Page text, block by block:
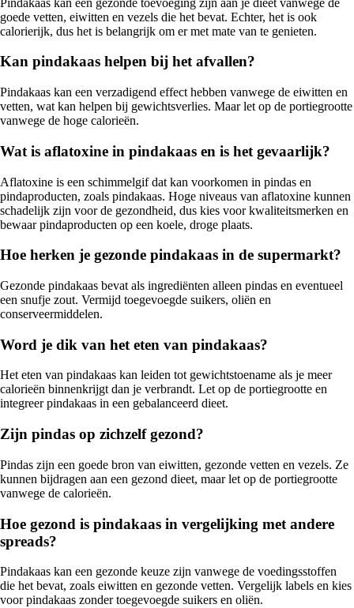
goede vetten, eiwitten en vezels die het bevat. Echter, het is ook
calorierijk, dus het is belangrijk om er met mate van te genieten.
Kan pindakaas helpen bij het afvallen?
Pindakaas kan een verzadigend effect hebben vanwege de eiwitten en
vetten, wat kan helpen bij gewichtsverlies. Maar let op de portiegrootte
vanwege de hoge calorieën.
Wat is aflatoxine in pindakaas en is het gevaarlijk?
Aflatoxine is een schimmelgif dat kan voorkomen in pindas en
pindaproducten, zoals pindakaas. Hoge niveaus van aflatoxine kunnen
schadelijk zijn voor de gezondheid, dus kies voor kwaliteitsmerken en
bewaar pindaproducten op een koele, droge plaats.
Hoe herken je gezonde pindakaas in de supermarkt?
Gezonde pindakaas bevat als ingrediënten alleen pindas en eventueel
een snufje zout. Vermijd toegevoegde suikers, oliën en
conserveermiddelen.
Word je dik van het eten van pindakaas?
Het eten van pindakaas kan leiden tot gewichtstoename als je meer
calorieën binnenkrijgt dan je verbrandt. Let op de portiegrootte en
integreer pindakaas in een gebalanceerd dieet.
Zijn pindas op zichzelf gezond?
Pindas zijn een goede bron van eiwitten, gezonde vetten en vezels. Ze
kunnen bijdragen aan een gezond dieet, maar let op de portiegrootte
vanwege de calorieën.
Hoe gezond is pindakaas in vergelijking met andere
spreads?
Pindakaas kan een gezonde keuze zijn vanwege de voedingsstoffen
die het bevat, zoals eiwitten en gezonde vetten. Vergelijk labels en kies
voor pindakaas zonder toegevoegde suikers en oliën.